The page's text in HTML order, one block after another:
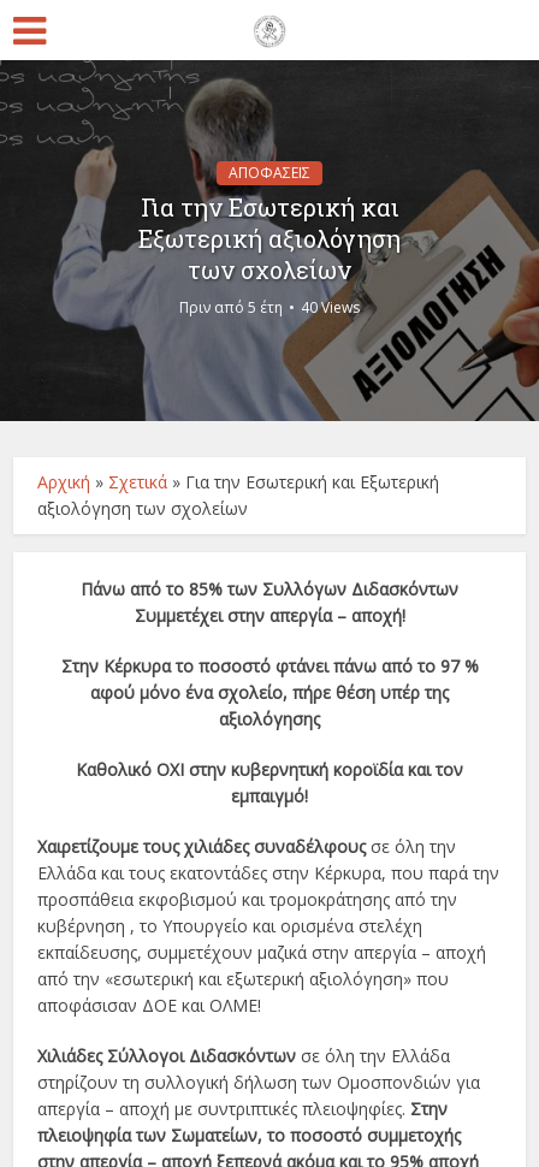
ΑΠΟΦΑΣΕΙΣ
Για την Εσωτερική και
Εξωτερική αξιολόγηση
των σχολείων
Πριν από 5 έτη 40 Views
Αρχική » Σχετικά » Για την Εσωτερική και Εξωτερική
αξιολόγηση των σχολείων
Πάνω από το 85% των Συλλόγων Διδασκόντων
Συμμετέχει στην απεργία – αποχή!
Στην Κέρκυρα το ποσοστό φτάνει πάνω από το 97 %
αφού μόνο ένα σχολείο, πήρε θέση υπέρ της
αξιολόγησης
Καθολικό ΟΧΙ στην κυβερνητική κοροϊδία και τον
εμπαιγμό!
Χαιρετίζουμε τους χιλιάδες συναδέλφουςσε όλη την
Ελλάδα και τους εκατοντάδες στην Κέρκυρα, που παρά την
προσπάθεια εκφοβισμού και τρομοκράτησης από την
κυβέρνηση , το Υπουργείο και ορισμένα στελέχη
εκπαίδευσης, συμμετέχουν μαζικά στην απεργία – αποχή
από την «εσωτερική και εξωτερική αξιολόγηση» που
αποφάσισαν ΔΟΕ και ΟΛΜΕ!
Χιλιάδες Σύλλογοι Διδασκόντων σε όλη την Ελλάδα
στηρίζουν τη συλλογική δήλωση των Ομοσπονδιών για
απεργία – αποχή με συντριπτικές πλειοψηφίες. Στην
πλειοψηφία των Σωματείων, το ποσοστό συμμετοχής
στην απεργία – αποχή ξεπερνά ακόμα και το 95% αποχή